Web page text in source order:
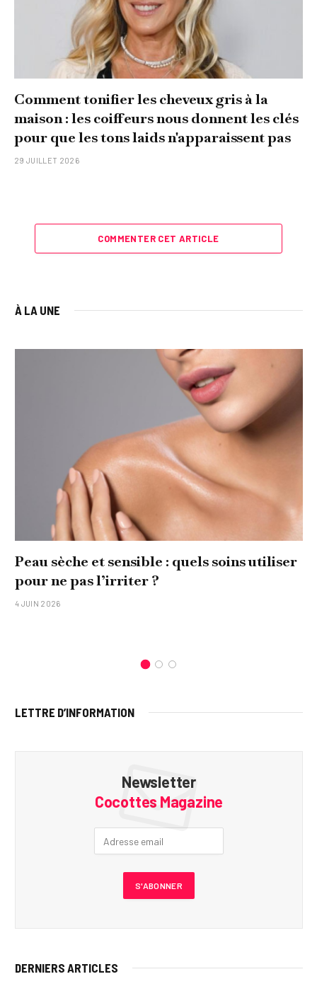
Comment tonifier les cheveux gris à la
maison : les coiffeurs nous donnent les clés
pour que les tons laids n'apparaissent pas
29 JUILLET 2026
COMMENTER CET ARTICLE
À LA UNE
Peau sèche et sensible : quels soins utiliser
pour ne pas l’irriter ?
4 JUIN 2026
LETTRE D’INFORMATION
Newsletter
Cocottes Magazine
DERNIERS ARTICLES